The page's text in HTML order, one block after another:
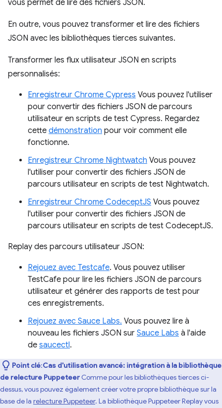
vous permet de lire des fichiers JSON.
En outre, vous pouvez transformer et lire des fichiers
JSON avec les bibliothèques tierces suivantes.
Transformer les flux utilisateur JSON en scripts
personnalisés:
Enregistreur Chrome Cypress Vous pouvez l'utiliser
pour convertir des fichiers JSON de parcours
utilisateur en scripts de test Cypress. Regardez
cette démonstration pour voir comment elle
fonctionne.
Enregistreur Chrome Nightwatch Vous pouvez
l'utiliser pour convertir des fichiers JSON de
parcours utilisateur en scripts de test Nightwatch.
Enregistreur Chrome CodeceptJS Vous pouvez
l'utiliser pour convertir des fichiers JSON de
parcours utilisateur en scripts de test CodeceptJS.
Replay des parcours utilisateur JSON:
Rejouez avec Testcafe. Vous pouvez utiliser
TestCafe pour lire les fichiers JSON de parcours
utilisateur et générer des rapports de test pour
ces enregistrements.
Rejouez avec Sauce Labs. Vous pouvez lire à
nouveau les fichiers JSON sur Sauce Labs à l'aide
de saucectl.
Point clé:Cas d'utilisation avancé: intégration à la bibliothèque
de relecture Puppeteer Comme pour les bibliothèques tierces ci-
dessus, vous pouvez également créer votre propre bibliothèque sur la
base de la relecture Puppeteer. La bibliothèque Puppeteer Replay vous